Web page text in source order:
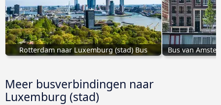
Rotterdam naar Luxemburg (stad) Bus Bus van
Meer busverbindingen naar
Luxemburg (stad)